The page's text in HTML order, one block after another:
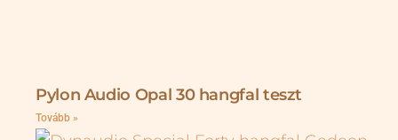
Pylon Audio Opal 30 hangfal teszt
Tovább »